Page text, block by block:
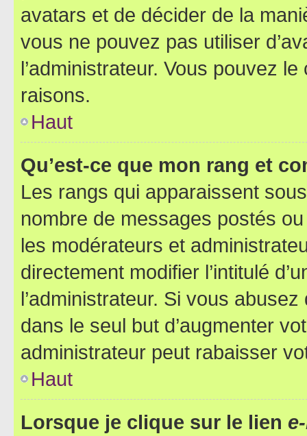
avatars et de décider de la
vous ne pouvez pas utiliser
l’administrateur. Vous pouvez
raisons.
Haut
Qu’est-ce que mon rang et
Les rangs qui apparaissent
nombre de messages postés
les modérateurs et
directement modifier l’intitulé
l’administrateur. Si vous
dans le seul but d’augmenter
administrateur peut rabaisser
Haut
Lorsque je clique sur le lien